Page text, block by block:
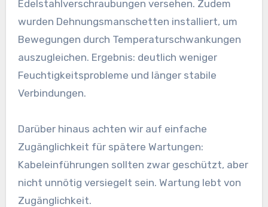
Edelstahlverschraubungen versehen. Zudem
wurden Dehnungsmanschetten installiert, um
Bewegungen durch Temperaturschwankungen
auszugleichen. Ergebnis: deutlich weniger
Feuchtigkeitsprobleme und länger stabile
Verbindungen.
Darüber hinaus achten wir auf einfache
Zugänglichkeit für spätere Wartungen:
Kabeleinführungen sollten zwar geschützt, aber
nicht unnötig versiegelt sein. Wartung lebt von
Zugänglichkeit.